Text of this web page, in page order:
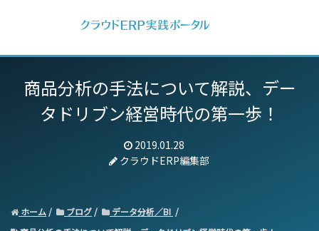
商品分析の手法について解説、デー
タドリブン経営時代の第一歩！
2019.01.28
クラウドERP編集部
ホーム ブログ
データ分析／BI